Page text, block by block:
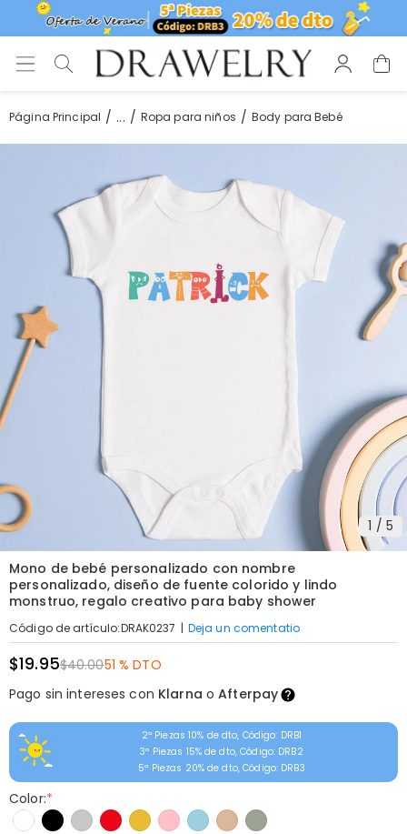
Página Principal ... Ropa para niños Body para Bebé
1 / 5
Mono de bebé personalizado con nombre
personalizado, diseño de fuente colorido y lindo
monstruo, regalo creativo para baby shower
Código de artículo:DRAK0237 | Deja un comentatio
$19.95$40.0051 % DTO
Pago sin intereses con Klarna oAfterpay
2ª Piezas 10% de dto, Código: DRB1
3ª Piezas 15% de dto, Código: DRB2
5ª Piezas 20% de dto, Código: DRB3
Color:*